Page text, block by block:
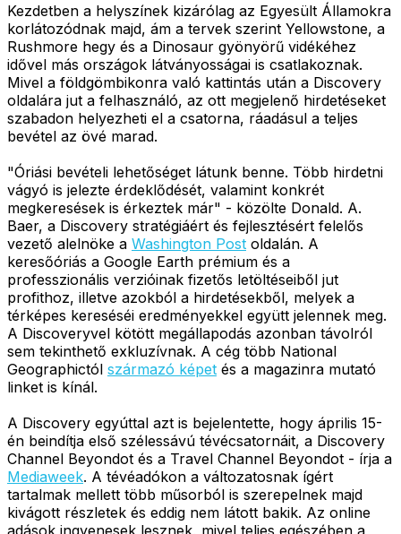
Kezdetben a helyszínek kizárólag az Egyesült Államokra
korlátozódnak majd, ám a tervek szerint Yellowstone, a
Rushmore hegy és a Dinosaur gyönyörű vidékéhez
idővel más országok látványosságai is csatlakoznak.
Mivel a földgömbikonra való kattintás után a Discovery
oldalára jut a felhasználó, az ott megjelenő hirdetéseket
szabadon helyezheti el a csatorna, ráadásul a teljes
bevétel az övé marad.
"Óriási bevételi lehetőséget látunk benne. Több hirdetni
vágyó is jelezte érdeklődését, valamint konkrét
megkeresések is érkeztek már" - közölte Donald. A.
Baer, a Discovery stratégiáért és fejlesztésért felelős
vezető alelnöke a Washington Post oldalán. A
keresőóriás a Google Earth prémium és a
professzionális verzióinak fizetős letöltéseiből jut
profithoz, illetve azokból a hirdetésekből, melyek a
térképes kereséséi eredményekkel együtt jelennek meg.
A Discoveryvel kötött megállapodás azonban távolról
sem tekinthető exkluzívnak. A cég több National
Geographictól származó képet és a magazinra mutató
linket is kínál.
A Discovery egyúttal azt is bejelentette, hogy április 15-
én beindítja első szélessávú tévécsatornáit, a Discovery
Channel Beyondot és a Travel Channel Beyondot - írja a
Mediaweek. A tévéadókon a változatosnak ígért
tartalmak mellett több műsorból is szerepelnek majd
kivágott részletek és eddig nem látott bakik. Az online
adások ingyenesek lesznek, mivel teljes egészében a